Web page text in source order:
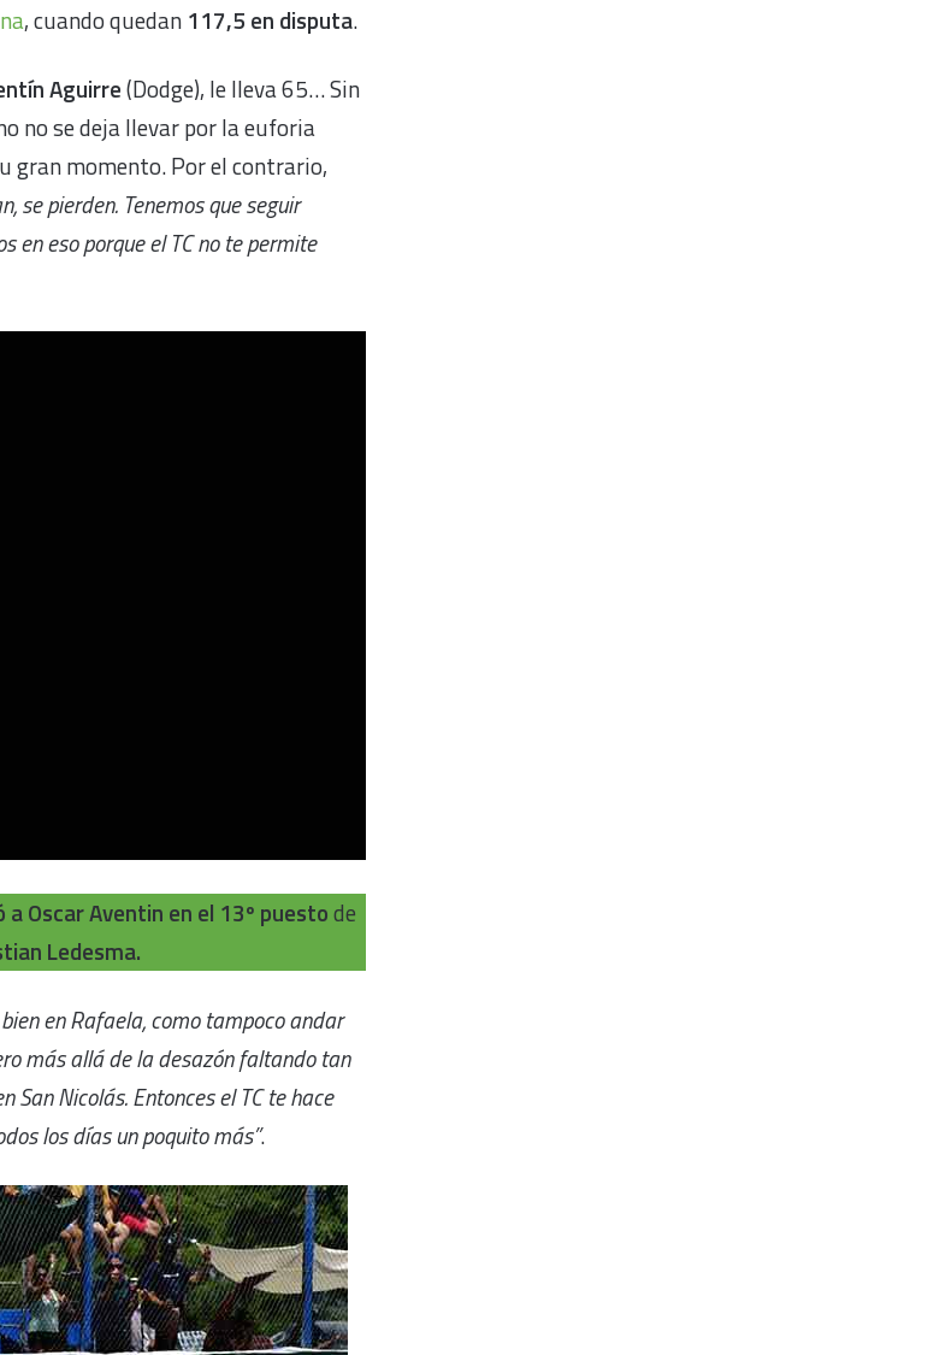
, cuando quedan 117,5 en disputa.
Aguirre(Dodge), le lleva 65… Sin
no se deja llevar por la euforia
gran momento. Por el contrario,
se pierden. Tenemos que seguir
eso porque el TC no te permite
Oscar Aventin en el 13º puestode
Ledesma.
en Rafaela, como tampoco andar
más allá de la desazón faltando tan
San Nicolás. Entonces el TC te hace
los días un poquito más”.